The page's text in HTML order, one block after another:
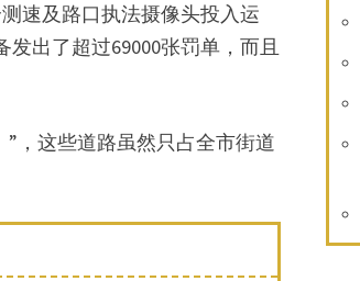
速及路口执法摄像头投入运
出了超过69000张罚单，而且
，这些道路虽然只占全市街道